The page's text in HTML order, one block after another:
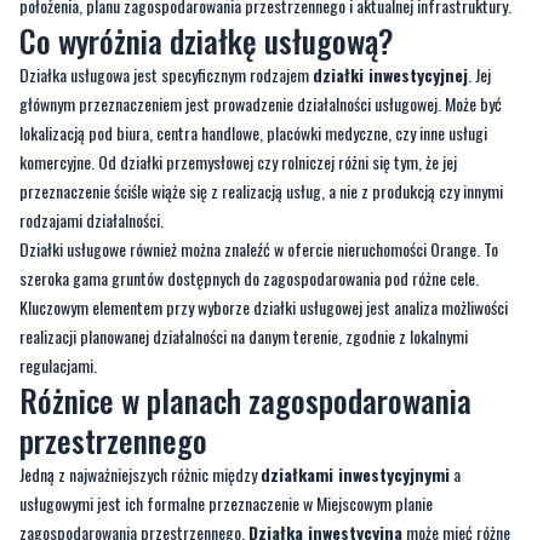
głównym przeznaczeniem jest prowadzenie działalności usługowej. Może być
lokalizacją pod biura, centra handlowe, placówki medyczne, czy inne usługi
komercyjne. Od działki przemysłowej czy rolniczej różni się tym, że jej
przeznaczenie ściśle wiąże się z realizacją usług, a nie z produkcją czy innymi
rodzajami działalności.
Działki usługowe również można znaleźć w ofercie nieruchomości Orange. To
szeroka gama gruntów dostępnych do zagospodarowania pod różne cele.
Kluczowym elementem przy wyborze działki usługowej jest analiza możliwości
realizacji planowanej działalności na danym terenie, zgodnie z lokalnymi
regulacjami.
Różnice w planach zagospodarowania
przestrzennego
Jedną z najważniejszych różnic między działkami inwestycyjnymi a
usługowymi jest ich formalne przeznaczenie w Miejscowym planie
zagospodarowania przestrzennego.
opcje zabudowy, nie zawsze ściśle związane z usługami. Może obejmować
obszary przemysłowe, biurowe lub mieszkalne. Z kolei działka usługowa może
być wykorzystana tylko pod działalność usługową, co jest wyraźnie zaznaczone